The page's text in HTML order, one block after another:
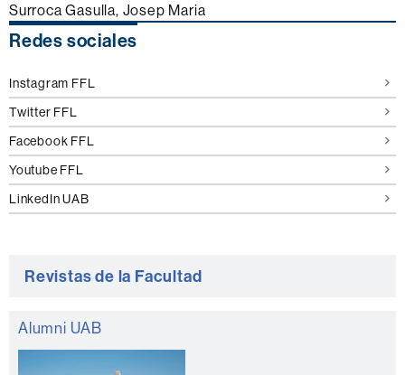
Surroca Gasulla, Josep Maria
Información
Redes sociales
Instagram FFL
Twitter FFL
Facebook FFL
Youtube FFL
LinkedIn UAB
Revistas de la Facultad
Alumni UAB